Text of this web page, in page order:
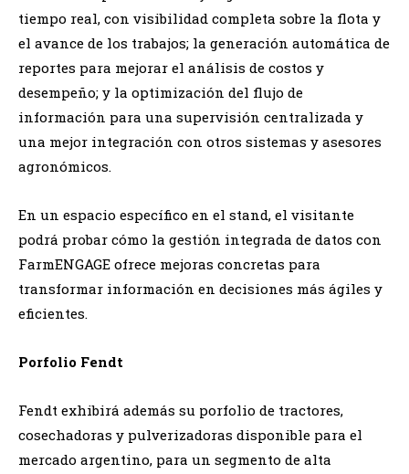
tiempo real, con visibilidad completa sobre la flota y
el avance de los trabajos; la generación automática de
reportes para mejorar el análisis de costos y
desempeño; y la optimización del flujo de
información para una supervisión centralizada y
una mejor integración con otros sistemas y asesores
agronómicos.
En un espacio específico en el stand, el visitante
podrá probar cómo la gestión integrada de datos con
FarmENGAGE ofrece mejoras concretas para
transformar información en decisiones más ágiles y
eficientes.
Porfolio Fendt
Fendt exhibirá además su porfolio de tractores,
cosechadoras y pulverizadoras disponible para el
mercado argentino, para un segmento de alta